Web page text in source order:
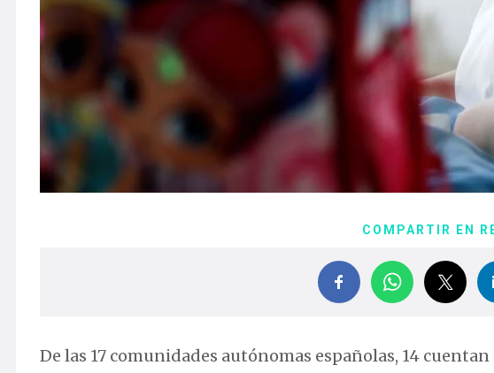
COMPARTIR EN
De las 17 comunidades autónomas españolas, 14